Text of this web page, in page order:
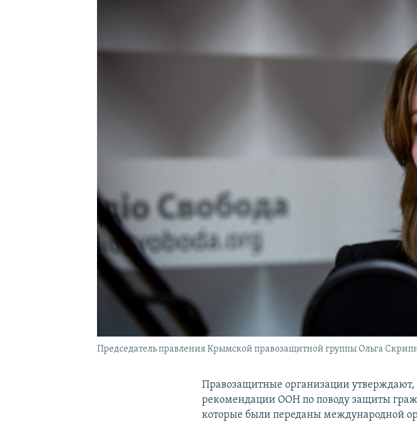
Председатель правления Крымской правозащитной группы Ольга
Правозащитные организации утверждают,
рекомендации ООН по поводу защиты
которые были переданы международной